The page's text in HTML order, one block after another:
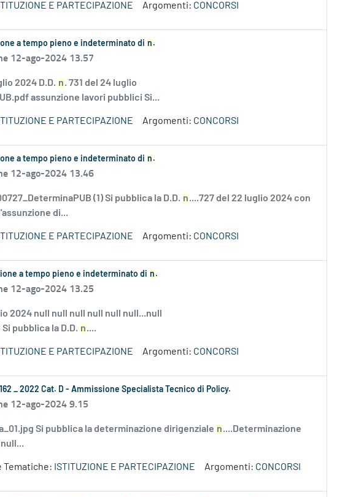
E PARTECIPAZIONE Argomenti: CONCORSI
a tempo pieno e indeterminato di n .
12-ago-2024 13.57
2024 D.D. n. 731 del 24 luglio
assunzione lavori pubblici Si...
E PARTECIPAZIONE Argomenti: CONCORSI
a tempo pieno e indeterminato di n .
12-ago-2024 13.46
(1) Si pubblica la D.D. n....727 del 22 luglio 2024 con
di...
E PARTECIPAZIONE Argomenti: CONCORSI
a tempo pieno e indeterminato di n .
12-ago-2024 13.25
2024 null null null null null null...null
pubblica la D.D. n....
E PARTECIPAZIONE Argomenti: CONCORSI
_ 2022 Cat. D - Ammissione Specialista Tecnico di Policy.
12-ago-2024 9.15
Si pubblica la determinazione dirigenziale n....Determinazione
Tematiche: ISTITUZIONE E PARTECIPAZIONE Argomenti: CONCORSI